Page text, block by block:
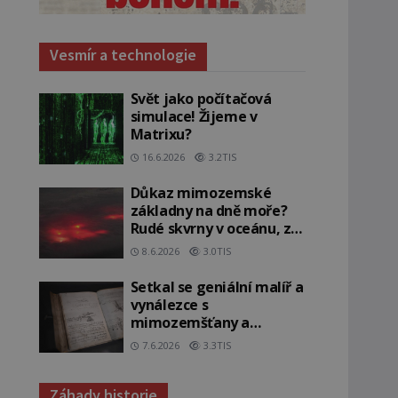
Vesmír a technologie
Svět jako počítačová
simulace! Žijeme v
Matrixu?
16.6.2026 3.2TIS
Důkaz mimozemské
základny na dně moře?
Rudé skvrny v oceánu, ze
kterých srší blesky!
8.6.2026 3.0TIS
Setkal se geniální malíř a
vynálezce s
mimozemšťany a
vstoupil do jiné dimenze?
7.6.2026 3.3TIS